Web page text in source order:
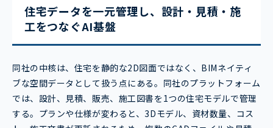
住宅データを一元管理し、設計・見積・施
工をつなぐAI基盤
同社の中核は、住宅を静的な2D図面ではなく、BIMネイティ
ブな空間データとして扱う点にある。同社のプラットフォーム
では、設計、見積、販売、施工図書を1つの住宅モデルで管理
する。プランや仕様が変わると、3Dモデル、資材数量、コス